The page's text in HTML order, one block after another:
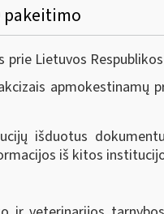
pakeitimo
Lietuvos
apmokestinamų
išduotus
iš kitos